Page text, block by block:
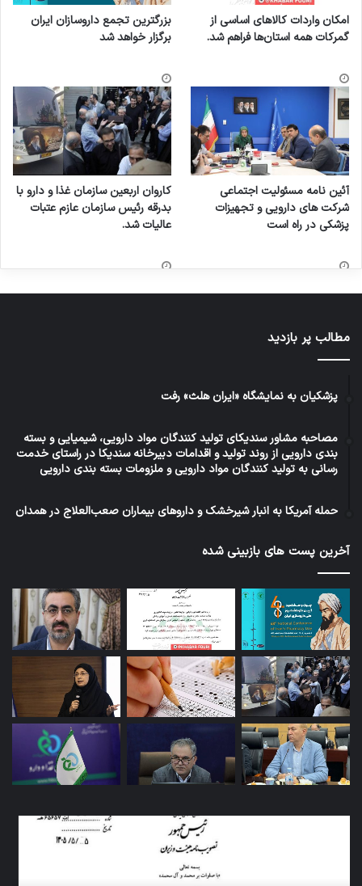
امکان واردات کالاهای اساسی از
گمرکات همه استان‌ها فراهم شد.
بزرگترین تجمع داروسازان ایران
برگزار خواهد شد
آئین نامه مسئولیت اجتماعی
شرکت های دارویی و تجهیزات
پزشکی در راه است
کاروان اربعین سازمان غذا و دارو با
بدرقه رئیس سازمان عازم عتبات
عالیات شد.
مطالب پر بازدید
پزشکیان به نمایشگاه «ایران هلث» رفت
مصاحبه مشاور سندیکای تولید کنندگان مواد دارویی، شیمیایی و بسته
بندی دارویی از روند تولید و اقدامات دبیرخانه سندیکا در راستای خدمت
رسانی به تولید کنندگان مواد دارویی و ملزومات بسته بندی دارویی
حمله آمریکا به انبار شیرخشک و داروهای بیماران صعب‌العلاج در همدان
آخرین پست های بازبینی شده